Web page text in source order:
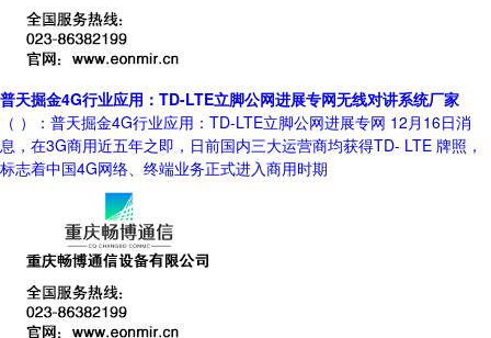
普天掘金4G行业应用：TD-LTE立脚公网进展专网无线对讲系统厂家
（ ）：普天掘金4G行业应用：TD-LTE立脚公网进展专网 12月16日消
息，在3G商用近五年之即，日前国内三大运营商均获得TD- LTE 牌照，
标志着中国4G网络、终端业务正式进入商用时期